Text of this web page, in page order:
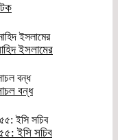
ইসলামের
বন্ধ
ইসি সচিব